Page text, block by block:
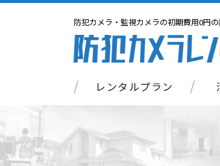
防犯カメラ・監視カメラの初期費用0円
レンタルプラン